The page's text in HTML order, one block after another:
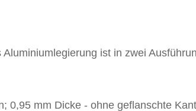
ist in zwei
0,95 mm Dicke - ohne geflanschte